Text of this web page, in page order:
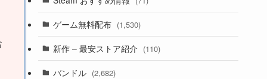
ゲーム無料配布 (1,530)
新作 – 最安ストア紹介 (110)
バンドル (2,682)